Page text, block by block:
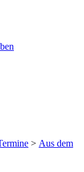
> Aus dem